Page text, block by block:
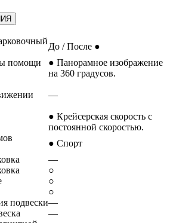
До / После ●
помощи
● Панорамное изображение
на 360 градусов.
—
● Крейсерская скорость с
постоянной скоростью.
● Спорт
—
○
○
○
подвески—
—